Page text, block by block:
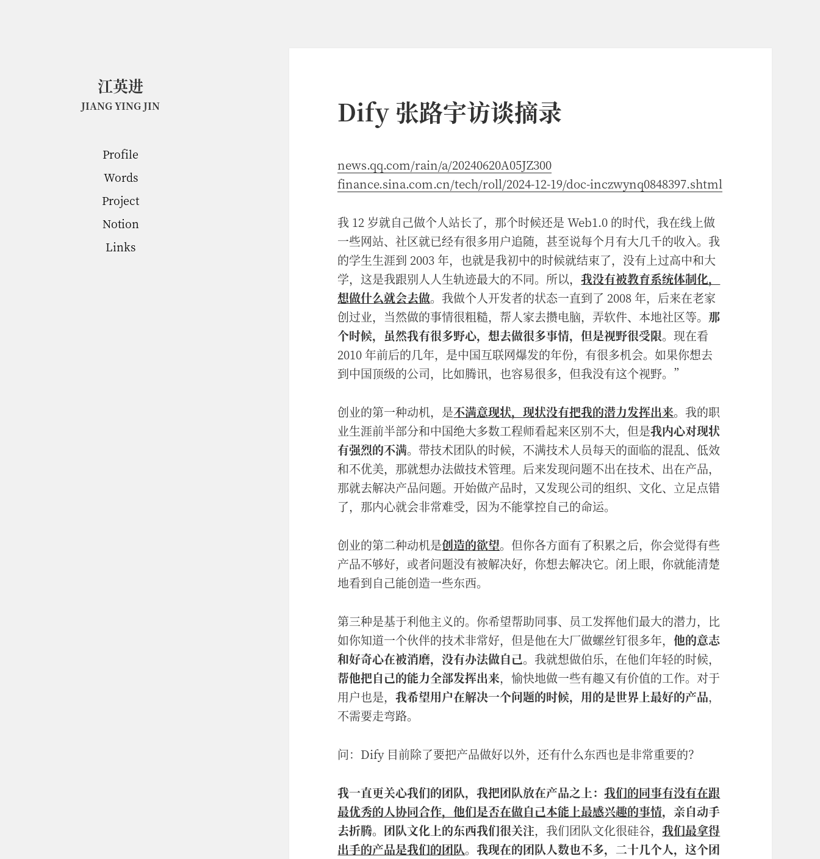
江英进
JIANG YING JIN
Profile
Words
Project
Notion
Links
Dify 张路宇访谈摘录
news.qq.com/rain/a/20240620A05JZ300
finance.sina.com.cn/tech/roll/2024-12-19/doc-inczwynq0848397.shtml
我 12 岁就自己做个人站长了，那个时候还是 Web1.0 的时代，我在线上做
一些网站、社区就已经有很多用户追随，甚至说每个月有大几千的收入。我
的学生生涯到 2003 年，也就是我初中的时候就结束了，没有上过高中和大
学，这是我跟别人人生轨迹最大的不同。所以，我没有被教育系统体制化，
想做什么就会去做。我做个人开发者的状态一直到了 2008 年，后来在老家
创过业，当然做的事情很粗糙，帮人家去攒电脑，弄软件、本地社区等。 那
个时候，虽然我有很多野心，想去做很多事情，但是视野很受限。现在看
2010 年前后的几年，是中国互联网爆发的年份，有很多机会。如果你想去
到中国顶级的公司，比如腾讯，也容易很多，但我没有这个视野。”
创业的第一种动机，是不满意现状，现状没有把我的潜力发挥出来。 我的职
业生涯前半部分和中国绝大多数工程师看起来区别不大，但是我内心对现状
有强烈的不满。带技术团队的时候，不满技术人员每天的面临的混乱、低效
和不优美，那就想办法做技术管理。后来发现问题不出在技术、出在产品，
那就去解决产品问题。开始做产品时，又发现公司的组织、文化、立足点错
了，那内心就会非常难受，因为不能掌控自己的命运。
创业的第二种动机是创造的欲望。但你各方面有了积累之后，你会觉得有些
产品不够好，或者问题没有被解决好，你想去解决它。闭上眼，你就能清楚
地看到自己能创造一些东西。
第三种是基于利他主义的。你希望帮助同事、员工发挥他们最大的潜力，比
如你知道一个伙伴的技术非常好，但是他在大厂做螺丝钉很多年，他的意志
和好奇心在被消磨，没有办法做自己。我就想做伯乐，在他们年轻的时候，
帮他把自己的能力全部发挥出来，愉快地做一些有趣又有价值的工作。对于
用户也是，我希望用户在解决一个问题的时候，用的是世界上最好的产品，
不需要走弯路。
问：Dify 目前除了要把产品做好以外，还有什么东西也是非常重要的？
我一直更关心我们的团队，我把团队放在产品之上：我们的同事有没有在跟
最优秀的人协同合作，他们是否在做自己本能上最感兴趣的事情，亲自动手
去折腾。团队文化上的东西我们很关注，我们团队文化很硅谷，我们最拿得
出手的产品是我们的团队。我现在的团队人数也不多，二十几个人，这个团